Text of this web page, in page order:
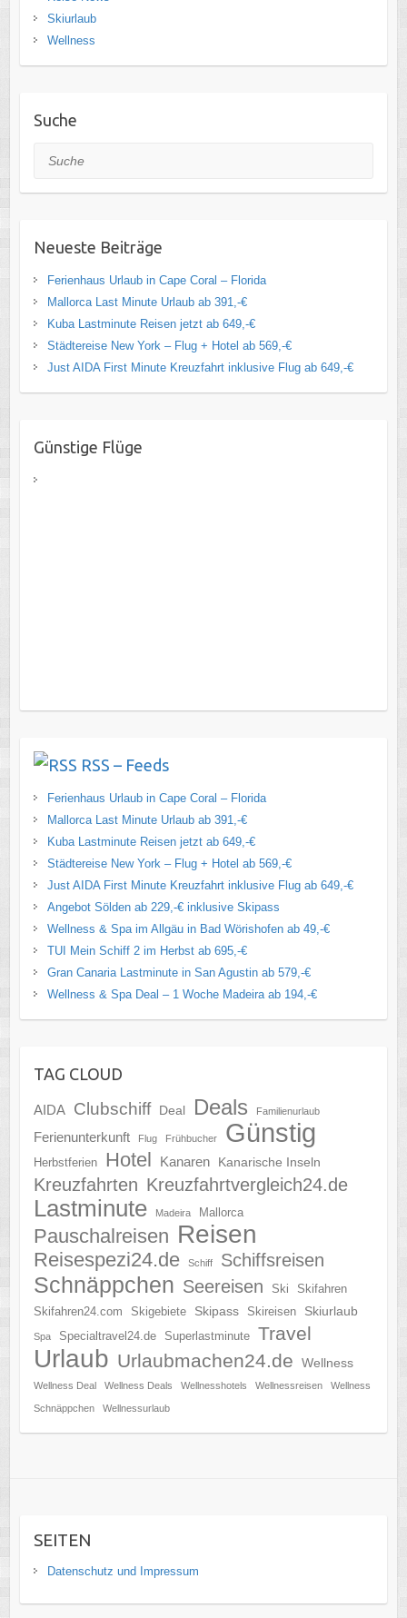
Skiurlaub
Wellness
Suche
Suche
Neueste Beiträge
Ferienhaus Urlaub in Cape Coral – Florida
Mallorca Last Minute Urlaub ab 391,-€
Kuba Lastminute Reisen jetzt ab 649,-€
Städtereise New York – Flug + Hotel ab 569,-€
Just AIDA First Minute Kreuzfahrt inklusive Flug ab 649,-€
Günstige Flüge
RSS – Feeds
Ferienhaus Urlaub in Cape Coral – Florida
Mallorca Last Minute Urlaub ab 391,-€
Kuba Lastminute Reisen jetzt ab 649,-€
Städtereise New York – Flug + Hotel ab 569,-€
Just AIDA First Minute Kreuzfahrt inklusive Flug ab 649,-€
Angebot Sölden ab 229,-€ inklusive Skipass
Wellness & Spa im Allgäu in Bad Wörishofen ab 49,-€
TUI Mein Schiff 2 im Herbst ab 695,-€
Gran Canaria Lastminute in San Agustin ab 579,-€
Wellness & Spa Deal – 1 Woche Madeira ab 194,-€
TAG CLOUD
AIDA Clubschiff Deal Deals Familienurlaub
Ferienunterkunft Flug Frühbucher Günstig
Herbstferien Hotel Kanaren Kanarische Inseln
Kreuzfahrten Kreuzfahrtvergleich24.de
Lastminute Madeira Mallorca
Pauschalreisen Reisen
Reisespezi24.de Schiff Schiffsreisen
Schnäppchen Seereisen Ski
Skifahren
Skifahren24.com
Skigebiete Skipass Skireisen Skiurlaub
Spa Specialtravel24.de Superlastminute Travel
Urlaub Urlaubmachen24.de Wellness
Wellness Deal Wellness Deals Wellnesshotels Wellnessreisen Wellness
Schnäppchen Wellnessurlaub
SEITEN
Datenschutz und Impressum